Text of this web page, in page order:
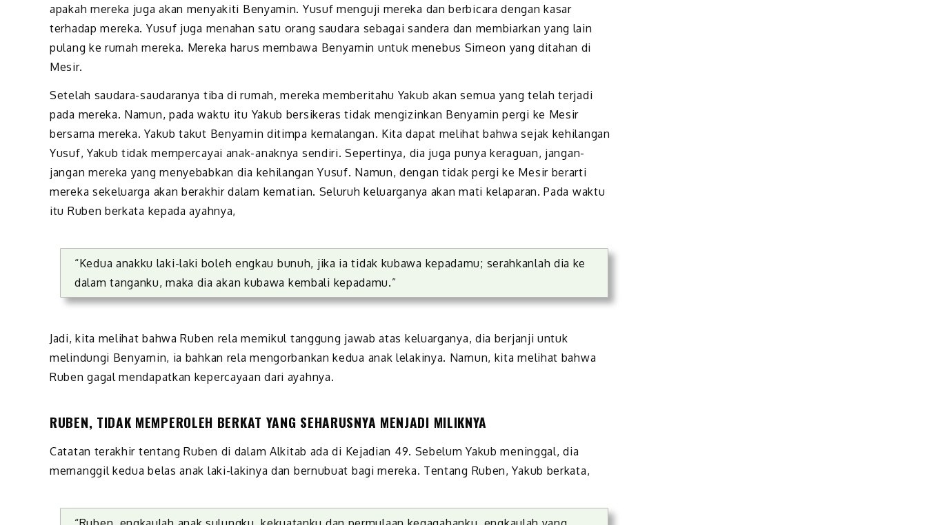
apakah mereka juga akan menyakiti Benyamin. Yusuf menguji mereka dan berbicara dengan kasar
terhadap mereka. Yusuf juga menahan satu orang saudara sebagai sandera dan membiarkan yang lain
pulang ke rumah mereka. Mereka harus membawa Benyamin untuk menebus Simeon yang ditahan di
Mesir.
Setelah saudara-saudaranya tiba di rumah, mereka memberitahu Yakub akan semua yang telah terjadi
pada mereka. Namun, pada waktu itu Yakub bersikeras tidak mengizinkan Benyamin pergi ke Mesir
bersama mereka. Yakub takut Benyamin ditimpa kemalangan. Kita dapat melihat bahwa sejak kehilangan
Yusuf, Yakub tidak mempercayai anak-anaknya sendiri. Sepertinya, dia juga punya keraguan, jangan-
jangan mereka yang menyebabkan dia kehilangan Yusuf. Namun, dengan tidak pergi ke Mesir berarti
mereka sekeluarga akan berakhir dalam kematian. Seluruh keluarganya akan mati kelaparan. Pada waktu
itu Ruben berkata kepada ayahnya,
“Kedua anakku laki-laki boleh engkau bunuh, jika ia tidak kubawa kepadamu; serahkanlah dia ke
dalam tanganku, maka dia akan kubawa kembali kepadamu.”
Jadi, kita melihat bahwa Ruben rela memikul tanggung jawab atas keluarganya, dia berjanji untuk
melindungi Benyamin, ia bahkan rela mengorbankan kedua anak lelakinya. Namun, kita melihat bahwa
Ruben gagal mendapatkan kepercayaan dari ayahnya.
RUBEN, TIDAK MEMPEROLEH BERKAT YANG SEHARUSNYA MENJADI MILIKNYA
Catatan terakhir tentang Ruben di dalam Alkitab ada di Kejadian 49. Sebelum Yakub meninggal, dia
memanggil kedua belas anak laki-lakinya dan bernubuat bagi mereka. Tentang Ruben, Yakub berkata,